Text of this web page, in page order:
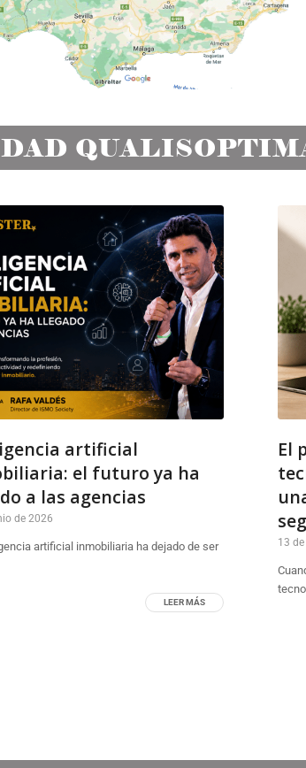
artificial
el futuro ya ha
a las agencias
de 2026
artificial inmobiliaria ha dejado de ser
LEER MÁS
El
13